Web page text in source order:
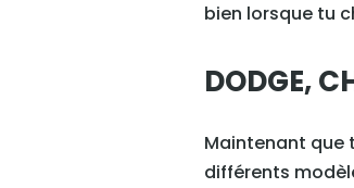
bien lorsque tu
DODGE,
Maintenant que
différents